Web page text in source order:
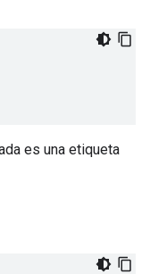
es una etiqueta